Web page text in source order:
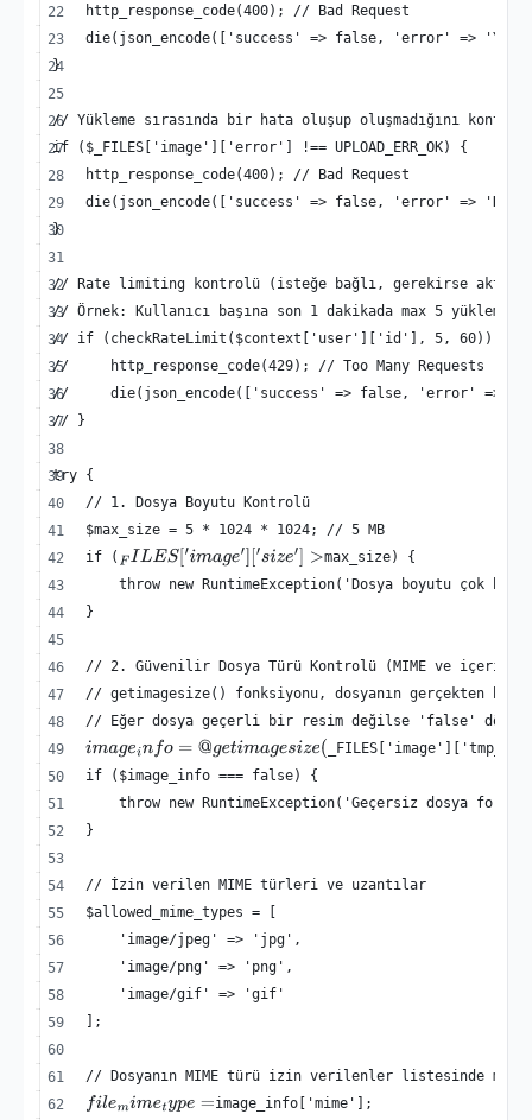
    http_response_code(400); // Bad Request
die(json_encode(['success' => false, 'error' =>
}
// Yükleme sırasında bir hata oluşup oluşmadığını
if ($_FILES['image']['error'] !== UPLOAD_ERR_OK) {
    http_response_code(400); // Bad Request
die(json_encode(['success' => false, 'error' =>
}
// Rate limiting kontrolü (isteğe bağlı, gerekirse aktif
// Örnek: Kullanıcı başına son 1 dakikada max 5 yükleme
// if (checkRateLimit($context['user']['id'], 5, 60)) {
//     http_response_code(429); // Too Many Requests
//     die(json_encode(['success' => false, 'error' =>
// }
try {
    // 1. Dosya Boyutu Kontrolü
    $max_size = 5 * 1024 * 1024; // 5 MB
    if (
FILES[′i mage′][ ize′
max_size) {
throw new RuntimeException('Dosya boyutu çok
    }
// 2. Güvenilir Dosya Türü Kontrolü (MIME ve içerik
// getimagesize() fonksiyonu, dosyanın gerçekten bir
// Eğer dosya geçerli bir resim değilse 'false'
imageinfo =@ ge timagesize(
    if ($image_info === false) {
throw new RuntimeException('Geçersiz dosya
    }
    // İzin verilen MIME türleri ve uzantılar
    $allowed_mime_types = [
        'image/jpeg' => 'jpg',
        'image/png' => 'png',
        'image/gif' => 'gif'
    ];
    // Dosyanın MIME türü izin verilenler listesinde mi?
f ilemimetype=
image_info['mime'];